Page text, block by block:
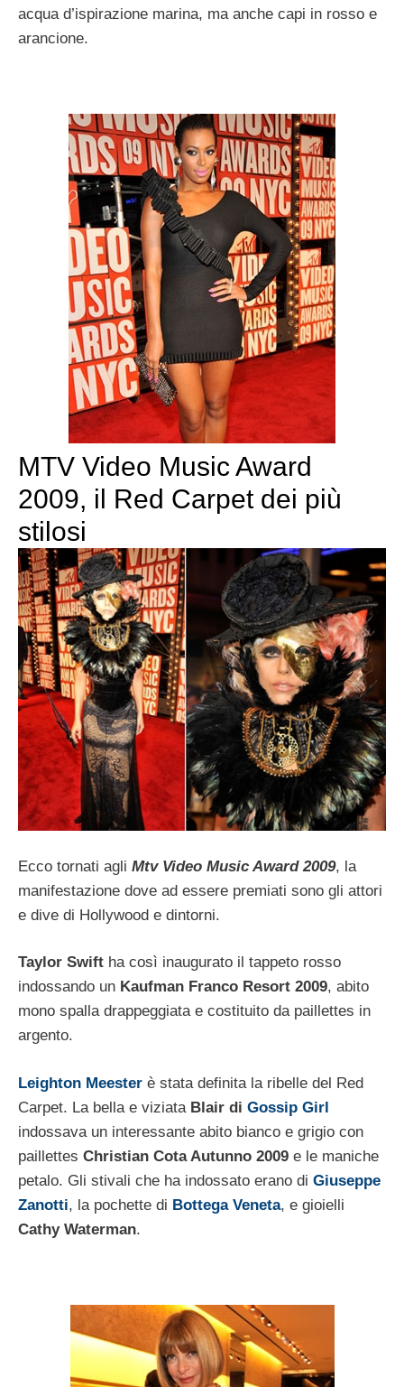
acqua d’ispirazione marina, ma anche capi in rosso e
arancione.
MTV Video Music Award
2009, il Red Carpet dei più
stilosi
Ecco tornati agli Mtv Video Music Award 2009, la
manifestazione dove ad essere premiati sono gli attori
e dive di Hollywood e dintorni.
Taylor Swift ha così inaugurato il tappeto rosso
indossando un Kaufman Franco Resort 2009, abito
mono spalla drappeggiata e costituito da paillettes in
argento.
Leighton Meester è stata definita la ribelle del Red
Carpet. La bella e viziata Blair di Gossip Girl
indossava un interessante abito bianco e grigio con
paillettes Christian Cota Autunno 2009 e le maniche
petalo. Gli stivali che ha indossato erano di Giuseppe
Zanotti, la pochette di Bottega Veneta, e gioielli
Cathy Waterman.